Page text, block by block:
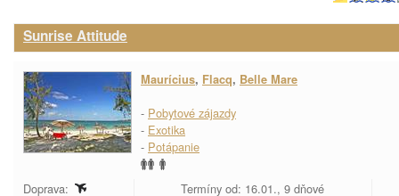
Sunrise Attitude
Maurícius, Flacq, Belle Mare
- Pobytové zájazdy
- Exotika
- Potápanie
Doprava:
Termíny od: 16.01., 9 dňové